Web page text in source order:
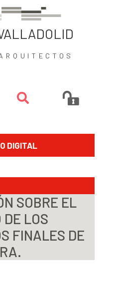
DIGITAL
SOBRE EL
DE LOS
FINALES DE